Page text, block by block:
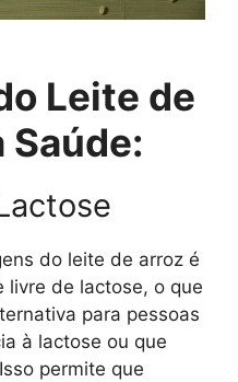
Leite de
Saúde:
do leite de arroz é
livre de lactose, o que
para pessoas
à lactose ou que
permite que